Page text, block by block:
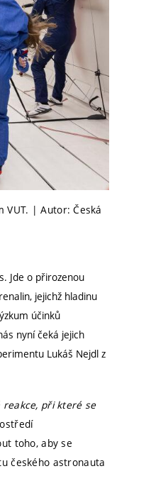
VUT. | Autor: Česká
Jde o přirozenou
jejichž hladinu
účinků
nyní čeká jejich
Lukáš Nejdl z
reakce, při které se
toho, aby se
českého astronauta